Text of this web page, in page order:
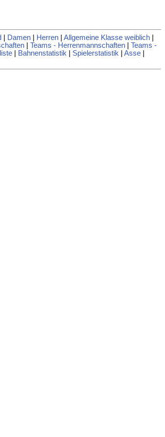
Damen| Herren| Allgemeine Klasse weiblich|
| Teams - Herrenmannschaften| Teams -
| Bahnenstatistik| Spielerstatistik| Asse|